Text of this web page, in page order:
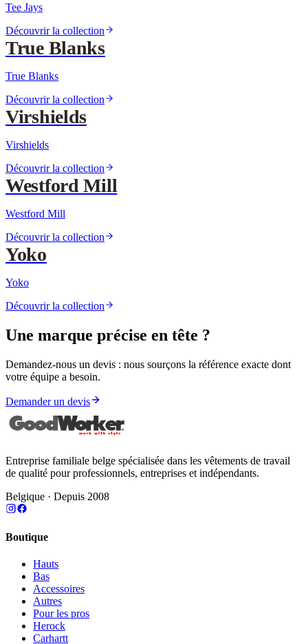
Tee Jays
Découvrir la collection
True Blanks
True Blanks
Découvrir la collection
Virshields
Virshields
Découvrir la collection
Westford Mill
Westford Mill
Découvrir la collection
Yoko
Yoko
Découvrir la collection
Une marque précise en tête ?
Demandez-nous un devis : nous sourçons la référence exacte dont
votre équipe a besoin.
Demander un devis
Entreprise familiale belge spécialisée dans les vêtements de travail
de qualité pour professionnels, entreprises et indépendants.
Belgique · Depuis 2008
Boutique
Hauts
Bas
Accessoires
Autres
Pour les pros
Herock
Carhartt